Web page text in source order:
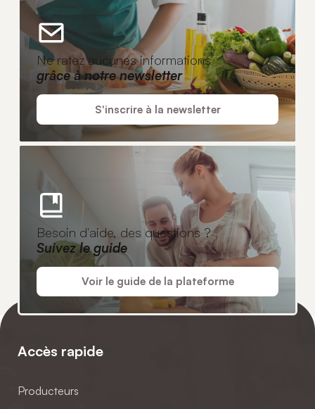
Ne ratez aucunes informations
grâce à notre newsletter
S'inscrire à la newsletter
Besoin d'aide, des questions ?
Suivez le guide
Voir le guide de la plateforme
Accès rapide
Producteurs